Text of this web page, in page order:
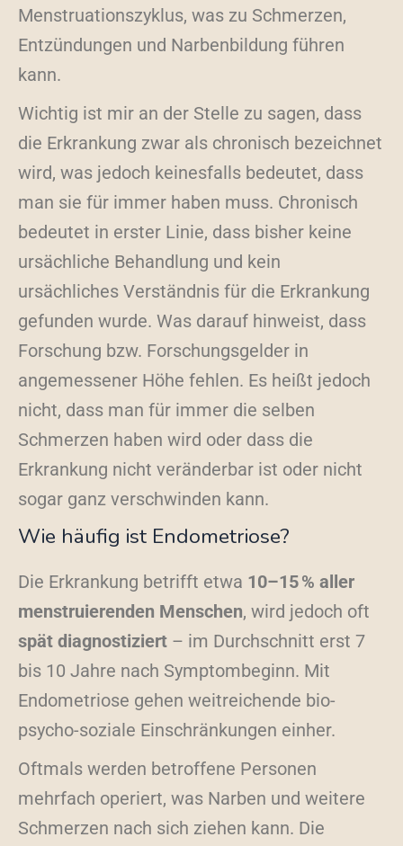
Menstruationszyklus, was zu Schmerzen,
Entzündungen und Narbenbildung führen
kann.
Wichtig ist mir an der Stelle zu sagen, dass
die Erkrankung zwar als chronisch bezeichnet
wird, was jedoch keinesfalls bedeutet, dass
man sie für immer haben muss. Chronisch
bedeutet in erster Linie, dass bisher keine
ursächliche Behandlung und kein
ursächliches Verständnis für die Erkrankung
gefunden wurde. Was darauf hinweist, dass
Forschung bzw. Forschungsgelder in
angemessener Höhe fehlen. Es heißt jedoch
nicht, dass man für immer die selben
Schmerzen haben wird oder dass die
Erkrankung nicht veränderbar ist oder nicht
sogar ganz verschwinden kann.
Wie häufig ist Endometriose?
Die Erkrankung betrifft etwa 10–15 % aller
menstruierenden Menschen, wird jedoch oft
spät diagnostiziert – im Durchschnitt erst 7
bis 10 Jahre nach Symptombeginn. Mit
Endometriose gehen weitreichende bio-
psycho-soziale Einschränkungen einher.
Oftmals werden betroffene Personen
mehrfach operiert, was Narben und weitere
Schmerzen nach sich ziehen kann. Die